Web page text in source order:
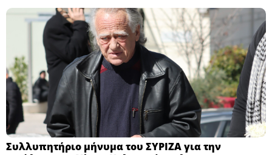
Συλλυπητήριο μήνυμα του ΣΥΡΙΖΑ για την